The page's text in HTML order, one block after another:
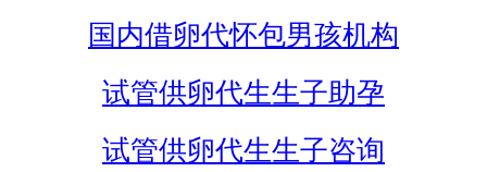
国内借卵代怀包男孩机构
试管供卵代生生子助孕
试管供卵代生生子咨询